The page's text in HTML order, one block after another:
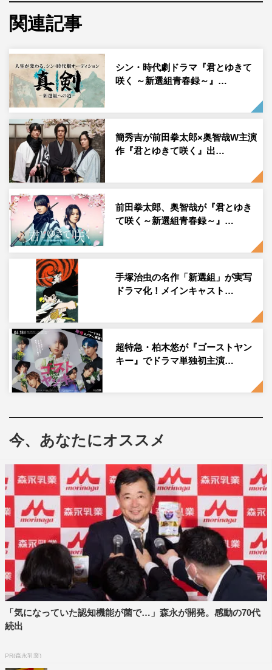
関連記事
シン・時代劇ドラマ『君とゆきて
咲く ～新選組青春録～』…
簡秀吉が前田拳太郎×奥智哉W主演
作『君とゆきて咲く』出…
前田拳太郎、奥智哉が『君とゆき
て咲く～新選組青春録～』…
手塚治虫の名作「新選組」が実写
ドラマ化！メインキャスト…
超特急・柏木悠が『ゴーストヤン
キー』でドラマ単独初主演…
今、あなたにオススメ
「気になっていた認知機能が菌で…」森永が開発。感動の70代
続出
PR(森永乳業)